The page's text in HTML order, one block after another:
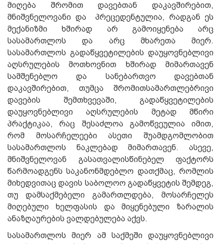
მიღება შრომით დავებთან დაკავშირებით,
მნიშვნელოვანი და პრეცედენტულია, რადგან ეს
მექანიზმი ხშირად არ გამოიყენება არც
სასამართლოს და არც მხარეთა მიერ.
სასამართლოს გადაწყვეტილების დაუყოვნებლივი
აღსრულების მოთხოვნით ხშირად მიმართავენ
სამშენებლო და სანებართვო დავებთან
დაკავშირებით, თუმცა შრომითსამართლებრივი
დავების შემთხვევაში, გადაწყვეტილების
დაუყოვნებლივი აღსრულების მეტად მწირი
პრაქტიკაა, რაც შესაძლოა გამოწვეულია იმით,
რომ მოსარჩელეები ასეთი შუამდგომლობით
სასამართლოს ნაკლებად მიმართავენ. ასევე,
მნიშვნელოვან გასათვალისწინებელ ფაქტორს
წარმოადგენს საკანონმდებლო დათქმაც, რომლის
მიხედვითაც დავის საბოლოო გადაწყვეტის შემდეგ,
თუ დამსაქმებელი გამართლდება, მოსარჩელეს
მიღებული ხელფასის და მიყენებული ზარალის
ანაზღაურების ვალდებულება აქვს.
სასამართლოს მიერ ამ საქმეში დაუყოვნებლივი